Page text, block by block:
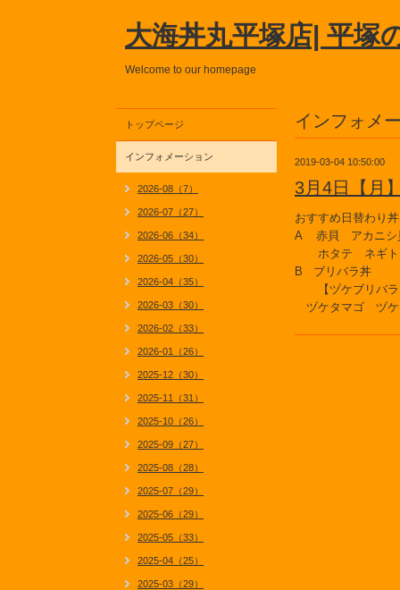
大海丼丸平塚店| 平塚
Welcome to our homepage
インフォメ
2019-03-04 10:50:00
3月4日【月
おすすめ日替わり丼
A 赤貝 アカニシ
ホタテ ネギト
B ブリバラ丼
【ヅケブリバラ
ヅケタマゴ ヅ
トップページ
インフォメーション
2026-08（7）
2026-07（27）
2026-06（34）
2026-05（30）
2026-04（35）
2026-03（30）
2026-02（33）
2026-01（26）
2025-12（30）
2025-11（31）
2025-10（26）
2025-09（27）
2025-08（28）
2025-07（29）
2025-06（29）
2025-05（33）
2025-04（25）
2025-03（29）